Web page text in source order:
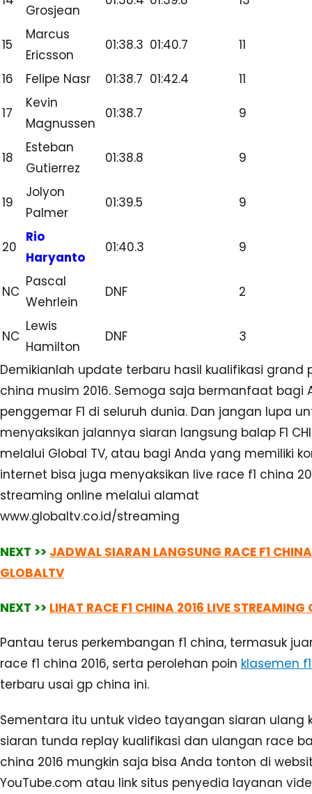
Hamilton
Demikianlah update terbaru hasil kualifikasi grand
china musim 2016. Semoga saja bermanfaat bagi
penggemar F1 di seluruh dunia. Dan jangan lupa
menyaksikan jalannya siaran langsung balap F1
melalui Global TV, atau bagi Anda yang memiliki
internet bisa juga menyaksikan live race f1 china
streaming online melalui alamat
NEXT >>JADWAL SIARAN LANGSUNG RACE F1
GLOBALTV
NEXT >> LIHAT RACE F1 CHINA 2016 LIVE STREAMING
Pantau terus perkembangan f1 china, termasuk
race f1 china 2016, serta perolehan poinklasemen
terbaru usai gp china ini.
Sementara itu untuk video tayangan siaran ulang
siaran tunda replay kualifikasi dan ulangan race
china 2016 mungkin saja bisa Anda tonton di
YouTube.com atau link situs penyedia layanan
lainnya. Jangan lupa simak jugajadwal motogp
dan hasilklasemen motogp 2016
penggemar MOTOGP di seluruh tanah air.
#Kualifikasi F1 China 2016 #Pole Position Kualifikasi F1 China 2016
SEBELUMNYA
Jadwal MotoGP Austin 2016 Siaran Langsung
Jadwal Siaran Langsung F1 China 2016